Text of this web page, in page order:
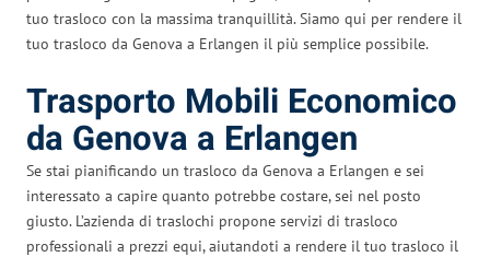
tuo trasloco con la massima tranquillità. Siamo qui per rendere il
tuo trasloco da Genova a Erlangen il più semplice possibile.
Trasporto Mobili Economico
da Genova a Erlangen
Se stai pianificando un trasloco da Genova a Erlangen e sei
interessato a capire quanto potrebbe costare, sei nel posto
giusto. L’azienda di traslochi propone servizi di trasloco
professionali a prezzi equi, aiutandoti a rendere il tuo trasloco il